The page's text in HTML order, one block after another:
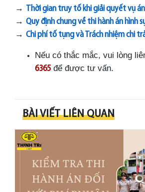
→ Thời gian truy tố khi giải quyết vụ án
→ Quy định chung về thi hành án hình
→ Chi phí tố tụng và Trách nhiệm chi
Nếu có thắc mắc, vui lòng
6365 để được tư vấn.
BÀI VIẾT LIÊN QUAN